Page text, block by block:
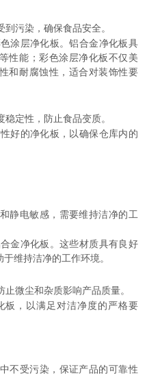
到污染，确保食品安全。
涂层净化板。铝合金净化板具
性能；彩色涂层净化板不仅美
和耐腐蚀性，适合对装饰性要
稳定性，防止食品变质。
好的净化板，以确保仓库内的
静电敏感，需要维持洁净的工
金净化板。这些材质具有良好
维持洁净的工作环境。
止微尘和杂质影响产品质量。
板，以满足对洁净度的严格要
不受污染，保证产品的可靠性